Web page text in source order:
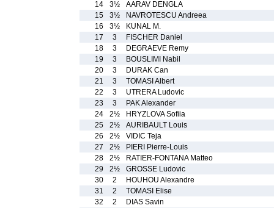
14
3½
AARAV DENGLA
15
3½
NAVROTESCU Andreea
16
3½
KUNAL M.
17
3
FISCHER Daniel
18
3
DEGRAEVE Remy
19
3
BOUSLIMI Nabil
20
3
DURAK Can
21
3
TOMASI Albert
22
3
UTRERA Ludovic
23
3
PAK Alexander
24
2½
HRYZLOVA Sofiia
25
2½
AURIBAULT Louis
26
2½
VIDIC Teja
27
2½
PIERI Pierre-Louis
28
2½
RATIER-FONTANA Matteo
29
2½
GROSSE Ludovic
30
2
HOUHOU Alexandre
31
2
TOMASI Elise
32
2
DIAS Savin